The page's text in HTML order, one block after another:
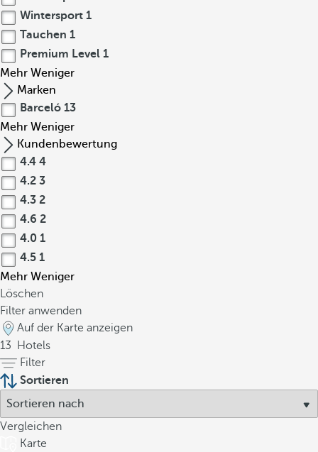
Wintersport 1
Tauchen 1
Premium Level 1
Mehr Weniger
Marken
Barceló 13
Mehr Weniger
Kundenbewertung
4.4 4
4.2 3
4.3 2
4.6 2
4.0 1
4.5 1
Mehr Weniger
Löschen
Filter anwenden
Auf der Karte anzeigen
13
Hotels
Filter
Sortieren
Vergleichen
Karte